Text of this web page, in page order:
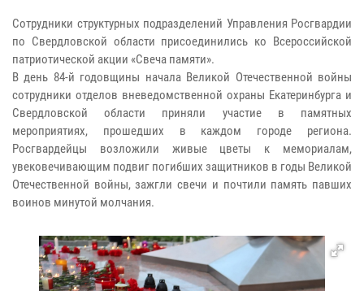
Сотрудники структурных подразделений Управления Росгвардии
по Свердловской области присоединились ко Всероссийской
патриотической акции «Свеча памяти».
В день 84-й годовщины начала Великой Отечественной войны
сотрудники отделов вневедомственной охраны Екатеринбурга и
Свердловской области приняли участие в памятных
мероприятиях, прошедших в каждом городе региона.
Росгвардейцы возложили живые цветы к мемориалам,
увековечивающим подвиг погибших защитников в годы Великой
Отечественной войны, зажгли свечи и почтили память павших
воинов минутой молчания.